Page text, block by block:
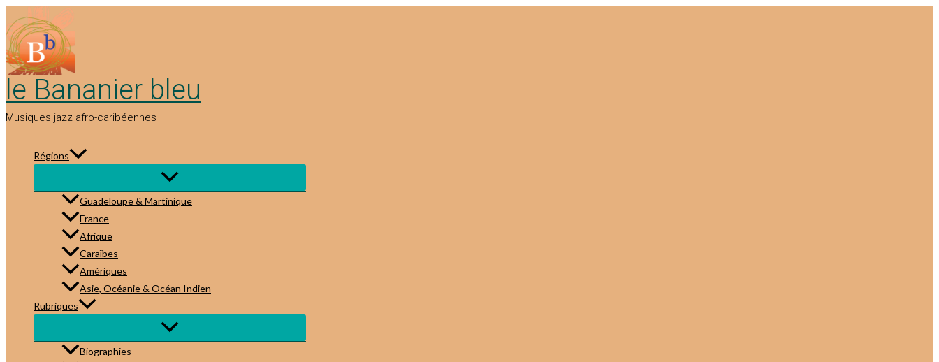
au
contenu
le Bananier bleu
Musiques jazz afro-caribéennes
Régions
Guadeloupe & Martinique
France
Afrique
Caraïbes
Amériques
Asie, Océanie & Océan Indien
Rubriques
Biographies